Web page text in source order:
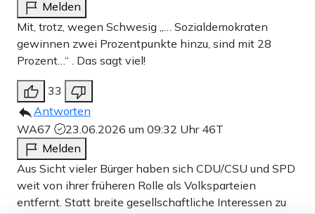
Melden
Mit, trotz, wegen Schwesig „… Sozialdemokraten
gewinnen zwei Prozentpunkte hinzu, sind mit 28
Prozent…“ . Das sagt viel!
33
Antworten
WA67
23.06.2026 um 09:32 Uhr 46T
Melden
Aus Sicht vieler Bürger haben sich CDU/CSU und SPD
weit von ihrer früheren Rolle als Volksparteien
entfernt. Statt breite gesellschaftliche Interessen zu